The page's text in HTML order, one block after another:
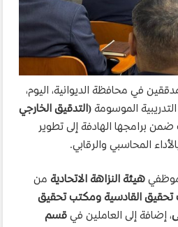
في محافظة الديوانية، اليوم،
التدريبية الموسومة(التدقيق الخارجي
ضمن برامجها الهادفة إلى تطوير
المحاسبي والرقابي.
موظفيهيئة النزاهة الاتحادية من
القادسية ومكتب تحقيق
، إضافة إلى العاملين فيقسم